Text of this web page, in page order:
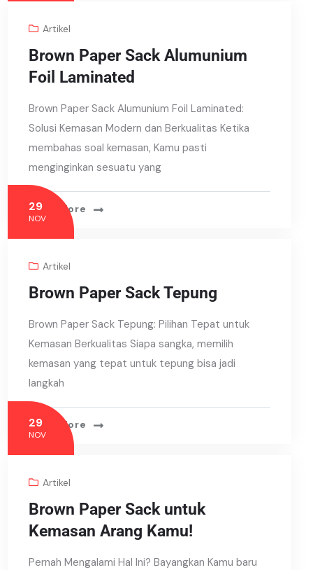
Artikel
Brown Paper Sack Alumunium
Foil Laminated
Brown Paper Sack Alumunium Foil Laminated:
Solusi Kemasan Modern dan Berkualitas Ketika
membahas soal kemasan, Kamu pasti
menginginkan sesuatu yang
Read More
29
NOV
Artikel
Brown Paper Sack Tepung
Brown Paper Sack Tepung: Pilihan Tepat untuk
Kemasan Berkualitas Siapa sangka, memilih
kemasan yang tepat untuk tepung bisa jadi
langkah
Read More
29
NOV
Artikel
Brown Paper Sack untuk
Kemasan Arang Kamu!
Pernah Mengalami Hal Ini? Bayangkan Kamu baru